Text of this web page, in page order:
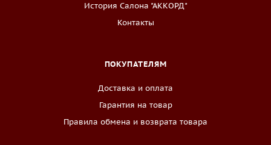
История Салона "АККОРД"
Контакты
ПОКУПАТЕЛЯМ
Доставка и оплата
Гарантия на товар
Правила обмена и возврата товара